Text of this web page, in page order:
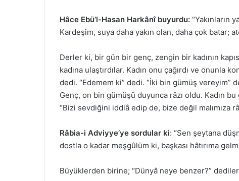
Hâce Ebü’l-Hasan Harkânî buyurdu: “Yakınların
Kardeşim, suya daha yakın olan, daha çok batar;
Derler ki, bir gün bir genç, zengin bir kadının
kadına ulaştırdılar. Kadın onu çağırdı ve onunla
dedi. “Edemem ki” dedi. “İki bin gümüş vereyim”
Genç, on bin gümüşü duyunca râzı oldu. Kadın
“Bizi sevdiğini iddiâ edip de, bize değil malımıza
Râbia-i Adviyye’ye sordular ki: “Sen şeytana
dostla o kadar meşgûlüm ki, başkası hâtırıma
Büyüklerden birine; “Dünyâ neye benzer?”